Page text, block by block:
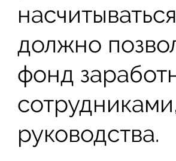
должно
фонд
руководства.